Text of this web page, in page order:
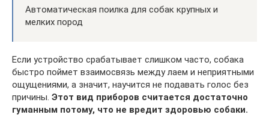
Автоматическая поилка для собак крупных и
мелких пород
Если устройство срабатывает слишком часто, собака
быстро поймет взаимосвязь между лаем и неприятными
ощущениями, а значит, научится не подавать голос без
причины. Этот вид приборов считается достаточно
гуманным потому, что не вредит здоровью собаки.